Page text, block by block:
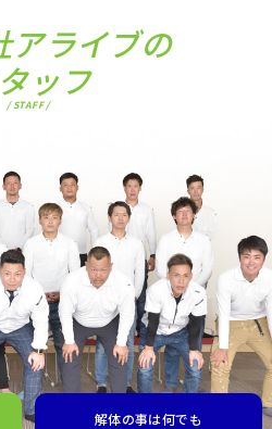
アライブの
ッフ
/ STAFF /
解体の事は何でも